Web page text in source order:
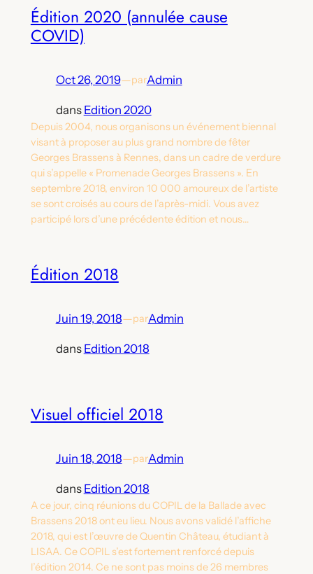
Édition 2020 (annulée cause
COVID)
Oct 26, 2019—parAdmin
dans Edition 2020
Depuis 2004, nous organisons un événement biennal
visant à proposer au plus grand nombre de fêter
Georges Brassens à Rennes, dans un cadre de verdure
qui s’appelle « Promenade Georges Brassens ». En
septembre 2018, environ 10 000 amoureux de l’artiste
se sont croisés au cours de l’après-midi. Vous avez
participé lors d’une précédente édition et nous…
Édition 2018
Juin 19, 2018—parAdmin
dans Edition 2018
Visuel officiel 2018
Juin 18, 2018—parAdmin
dans Edition 2018
A ce jour, cinq réunions du COPIL de la Ballade avec
Brassens 2018 ont eu lieu. Nous avons validé l’affiche
2018, qui est l’œuvre de Quentin Château, étudiant à
LISAA. Ce COPIL s’est fortement renforcé depuis
l’édition 2014. Ce ne sont pas moins de 26 membres